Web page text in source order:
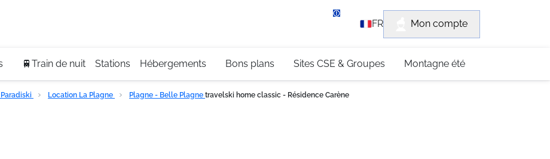
+33 (0)4 79 96 30 69
FR Mon compte
🚆Train de nuit Stations Hébergements Bons plans Sites CSE & Groupes Montagne été
Location La Plagne Plagne - Belle Plagne travelski home classic - Résidence Carène